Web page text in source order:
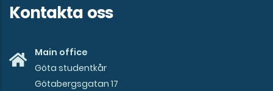
Kontakta oss
Main office
Göta studentkår
Götabergsgatan 17